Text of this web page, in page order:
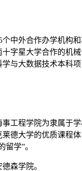
中外合作办学机构
字星大学合作的机
与大数据技术本科项
程学院为隶属于
大学的优质课程
学”。
森学院。